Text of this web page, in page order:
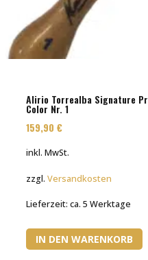
Alirio Torrealba Signature
Color Nr. 1
159,90€
inkl. MwSt.
zzgl.Versandkosten
Lieferzeit:ca. 5 Werktage
IN DEN WARENKORB